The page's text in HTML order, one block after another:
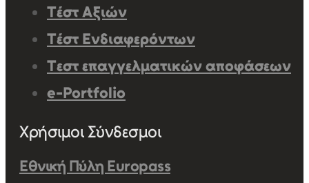
Τέστ Αξιών
Τέστ Ενδιαφερόντων
Τεστ επαγγελματικών αποφάσεων
e-Portfolio
Χρήσιμοι Σύνδεσμοι
Εθνική Πύλη Europass